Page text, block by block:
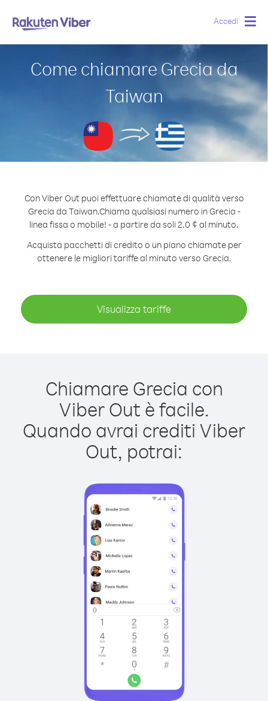
Accedi
Come chiamare Grecia da
Taiwan
Con Viber Out puoi effettuare chiamate di qualità verso
Grecia da Taiwan.Chiama qualsiasi numero in Grecia -
linea fissa o mobile! - a partire da soli 2.0 ¢ al minuto.
Acquista pacchetti di credito o un piano chiamate per
ottenere le migliori tariffe al minuto verso Grecia.
Visualizza tariffe
Chiamare Grecia con
Viber Out è facile.
Quando avrai crediti Viber
Out, potrai: